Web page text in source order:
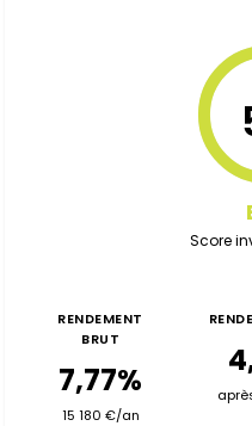
Score
RENDEMENT
BRUT
7,77%
15 180 €/an